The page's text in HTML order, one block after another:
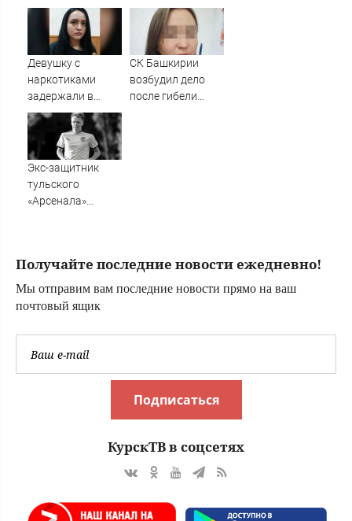
озере Старица
столбы, деревья и
крыши
Девушку с
наркотиками
задержали в
Твери – Новости
Твери и городов
Тверской области
сегодня -
Тверские новости.
СК Башкирии
возбудил дело
после гибели
Экс-защитник
тульского
«Арсенала»
Получайте последние новости ежедневно!
Мы отправим вам последние новости прямо на ваш
почтовый ящик
Подписаться
КурскТВ в соцсетях